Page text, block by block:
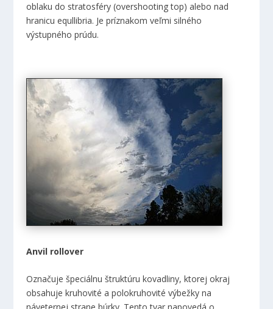
oblaku do stratosféry (overshooting top) alebo nad
hranicu equllibria. Je príznakom veľmi silného
výstupného prúdu.
Anvil rollover
Označuje špeciálnu štruktúru kovadliny, ktorej okraj
obsahuje kruhovité a polokruhovité výbežky na